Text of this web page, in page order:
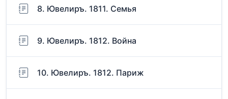
8. Ювелиръ. 1811. Семья
9. Ювелиръ. 1812. Война
10. Ювелиръ. 1812. Париж